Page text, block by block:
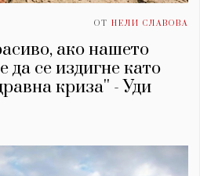
ОТ НЕЛИ СЛАВОВА
ако нашето
се издигне като
криза'' - Уди